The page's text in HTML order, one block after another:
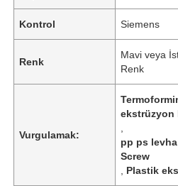
Kontrol Siemens
Renk
Mavi veya
Renk
Vurgulamak:
ekstrüzyon
pp ps levha
Screw
Plastik